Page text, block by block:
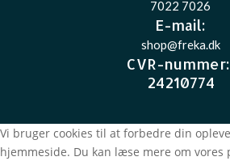
7022 7026
E-mail:
shop@freka.dk
CVR-nummer:
24210774
Vi bruger cookies til at forbedre din
hjemmeside. Du kan læse mere om